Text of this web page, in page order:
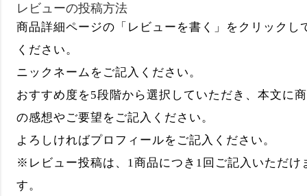
レビューの投稿方法
商品詳細ページの「レビューを書く」をクリックし
ください。
ニックネームをご記入ください。
おすすめ度を5段階から選択していただき、本文に
の感想やご要望をご記入ください。
よろしければプロフィールをご記入ください。
※レビュー投稿は、1商品につき1回ご記入いただけ
す。